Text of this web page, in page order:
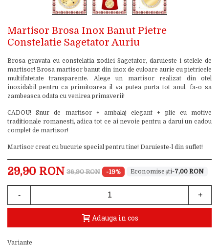
Martisor Brosa Inox Banut Pietre
Constelatie Sagetator Auriu
Brosa gravata cu constelatia zodiei Sagetator, daruieste-i stelele de
martisor! Brosa martisor banut din inox de culoare aurie cu pietricele
multifatetate transparente. Alege un martisor realizat din otel
inoxidabil pentru ca primitoarea il va putea purta tot anul, fa-o sa
zambeasca odata cu venirea primaverii!
CADOU! Snur de martisor + ambalaj elegant + plic cu motive
traditionale romanesti, adica tot ce ai nevoie pentru a darui un cadou
complet de martisor!
Martisor creat cu bucurie special pentru tine! Daruieste-l din suflet!
29,90 RON 36,90 RON -19% -7,00 RON
- +
Adauga in cos
Variante